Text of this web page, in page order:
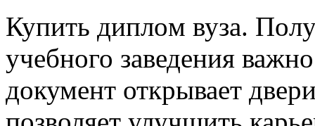
Купить диплoм вузa.
учебного заведения
документ открывает